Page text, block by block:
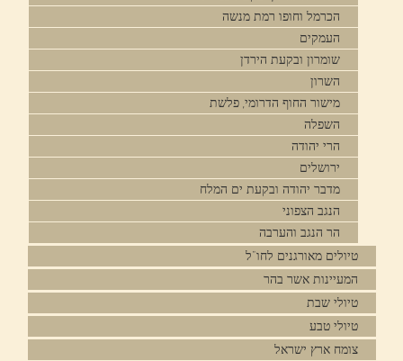
הכרמל וחופו רמת מנשה
העמקים
שומרון ובקעת הירדן
השרון
מישור החוף הדרומי, פלשת
השפלה
הרי יהודה
ירושלים
מדבר יהודה ובקעת ים המלח
הנגב הצפוני
הר הנגב והערבה
טיולים מאורגנים לחו"ל
המעיינות אשר בהר
טיולי שבת
טיולי טבע
צומח ארץ ישראל